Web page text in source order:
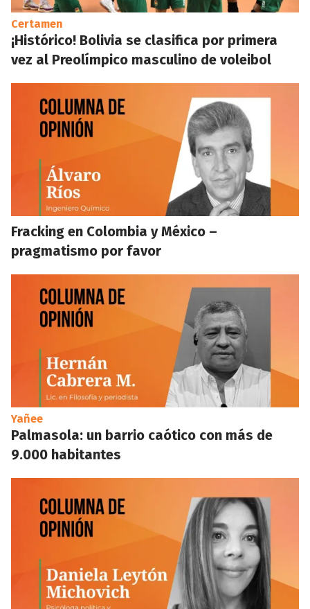
Certamen
¡Histórico! Bolivia se clasifica por primera
vez al Preolímpico masculino de voleibol
Fracking en Colombia y México –
pragmatismo por favor
Yañee
Palmasola: un barrio caótico con más de
9.000 habitantes